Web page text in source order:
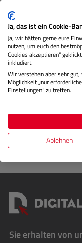
Beschreibung
Das Sigma
spiegellose APS-C
benutzerfreundlichen
Bewertungen
Sie erhalten von
Ja, das ist ein Cookie-
Ja, wir hätten gerne eure
nutzen, um euch den
Cookies akzeptieren“
inkludiert.
Wir verstehen aber sehr
Möglichkeit „nur
Einstellungen“ zu treffen.
Ablehnen